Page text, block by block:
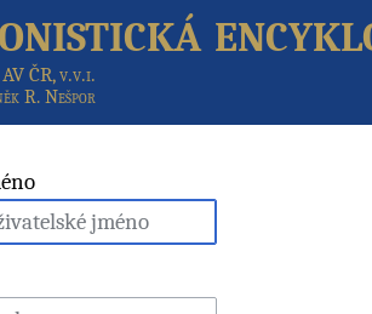
ČR, v.v.i.
R. Nešpor